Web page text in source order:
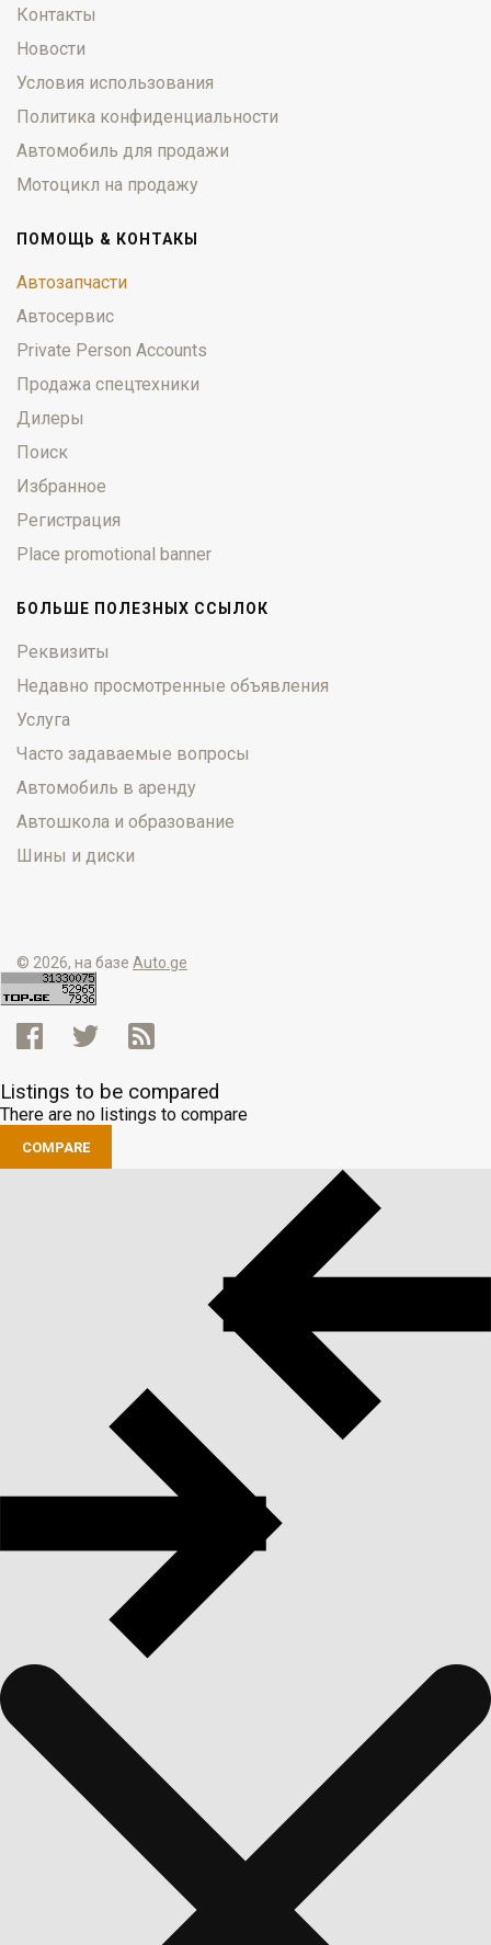
Контакты
Новости
Условия использования
Политика конфиденциальности
Автомобиль для продажи
Мотоцикл на продажу
ПОМОЩЬ & КОНТАКЫ
Автозапчасти
Автосервис
Private Person Accounts
Продажа спецтехники
Дилеры
Поиск
Избранное
Регистрация
Place promotional banner
БОЛЬШЕ ПОЛЕЗНЫХ ССЫЛОК
Реквизиты
Недавно просмотренные объявления
Услуга
Часто задаваемые вопросы
Автомобиль в аренду
Автошкола и образование
Шины и диски
© 2026, на базе Auto.ge
Listings to be compared
There are no listings to compare
COMPARE